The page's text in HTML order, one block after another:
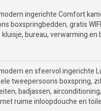
ingerichte Comfort
boxspringbedden, gratis
bureau, verwarming
en sfeervol ingerichte
tweepersoons boxspring,
badjassen,
ruime inloopdouche en